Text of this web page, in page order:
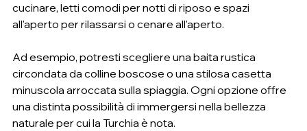
cucinare, letti comodi per notti di riposo e spazi
all'aperto per rilassarsi o cenare all'aperto.
Ad esempio, potresti scegliere una baita rustica
circondata da colline boscose o una stilosa casetta
minuscola arroccata sulla spiaggia. Ogni opzione offre
una distinta possibilità di immergersi nella bellezza
naturale per cui la Turchia è nota.